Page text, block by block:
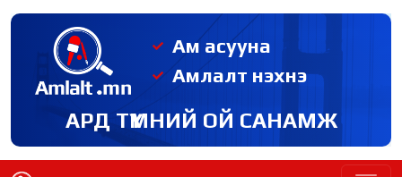
Ам асууна
Амлалт нэхнэ
АРД ТҮМНИЙ ОЙ САНАМЖ